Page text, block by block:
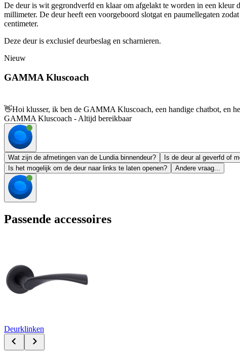
De deur is wit gegrondverfd en klaar om afgelakt te worden in een kleur
millimeter. De deur heeft een voorgeboord slotgat en paumellegaten
centimeter.
Deze deur is exclusief deurbeslag en scharnieren.
Nieuw
GAMMA Kluscoach
👋Hoi klusser, ik ben de GAMMA Kluscoach, een handige chatbot, en
GAMMA Kluscoach - Altijd bereikbaar
Wat zijn de afmetingen van de Lundia binnendeur? Is de deur al geverfd of
Is het mogelijk om de deur naar links te laten openen?
Andere vraag...
Passende accessoires
Deurklinken